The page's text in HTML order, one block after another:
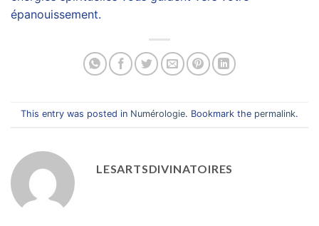
épanouissement.
This entry was posted in Numérologie. Bookmark the permalink.
LESARTSDIVINATOIRES